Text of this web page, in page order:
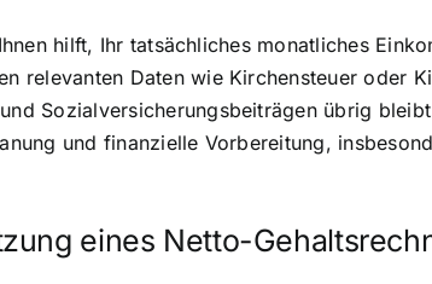
hilft, Ihr tatsächliches monatliches
relevanten Daten wie Kirchensteuer oder
Sozialversicherungsbeiträgen übrig
und finanzielle Vorbereitung,
eines Netto-